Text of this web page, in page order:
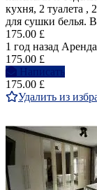
кухня, 2 туалета
для сушки белья.
175.00 £
1 год назад
175.00 £
Написать
175.00 £
Удалить из